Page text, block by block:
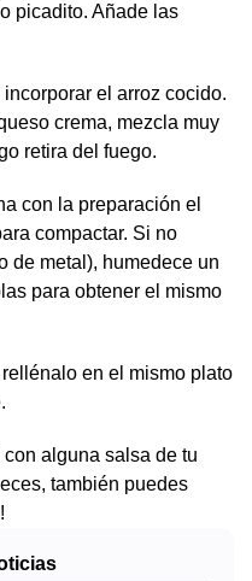
picadito. Añade las
el arroz cocido.
crema, mezcla muy
retira del fuego.
con la preparación el
compactar. Si no
de metal), humedece un
para obtener el mismo
en el mismo plato
alguna salsa de tu
también puedes